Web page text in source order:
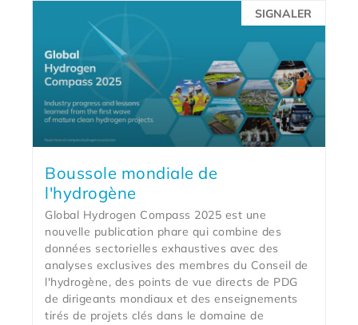
SIGNALER
Boussole mondiale de
l'hydrogène
Global Hydrogen Compass 2025 est une
nouvelle publication phare qui combine des
données sectorielles exhaustives avec des
analyses exclusives des membres du Conseil de
l'hydrogène, des points de vue directs de PDG
de dirigeants mondiaux et des enseignements
tirés de projets clés dans le domaine de